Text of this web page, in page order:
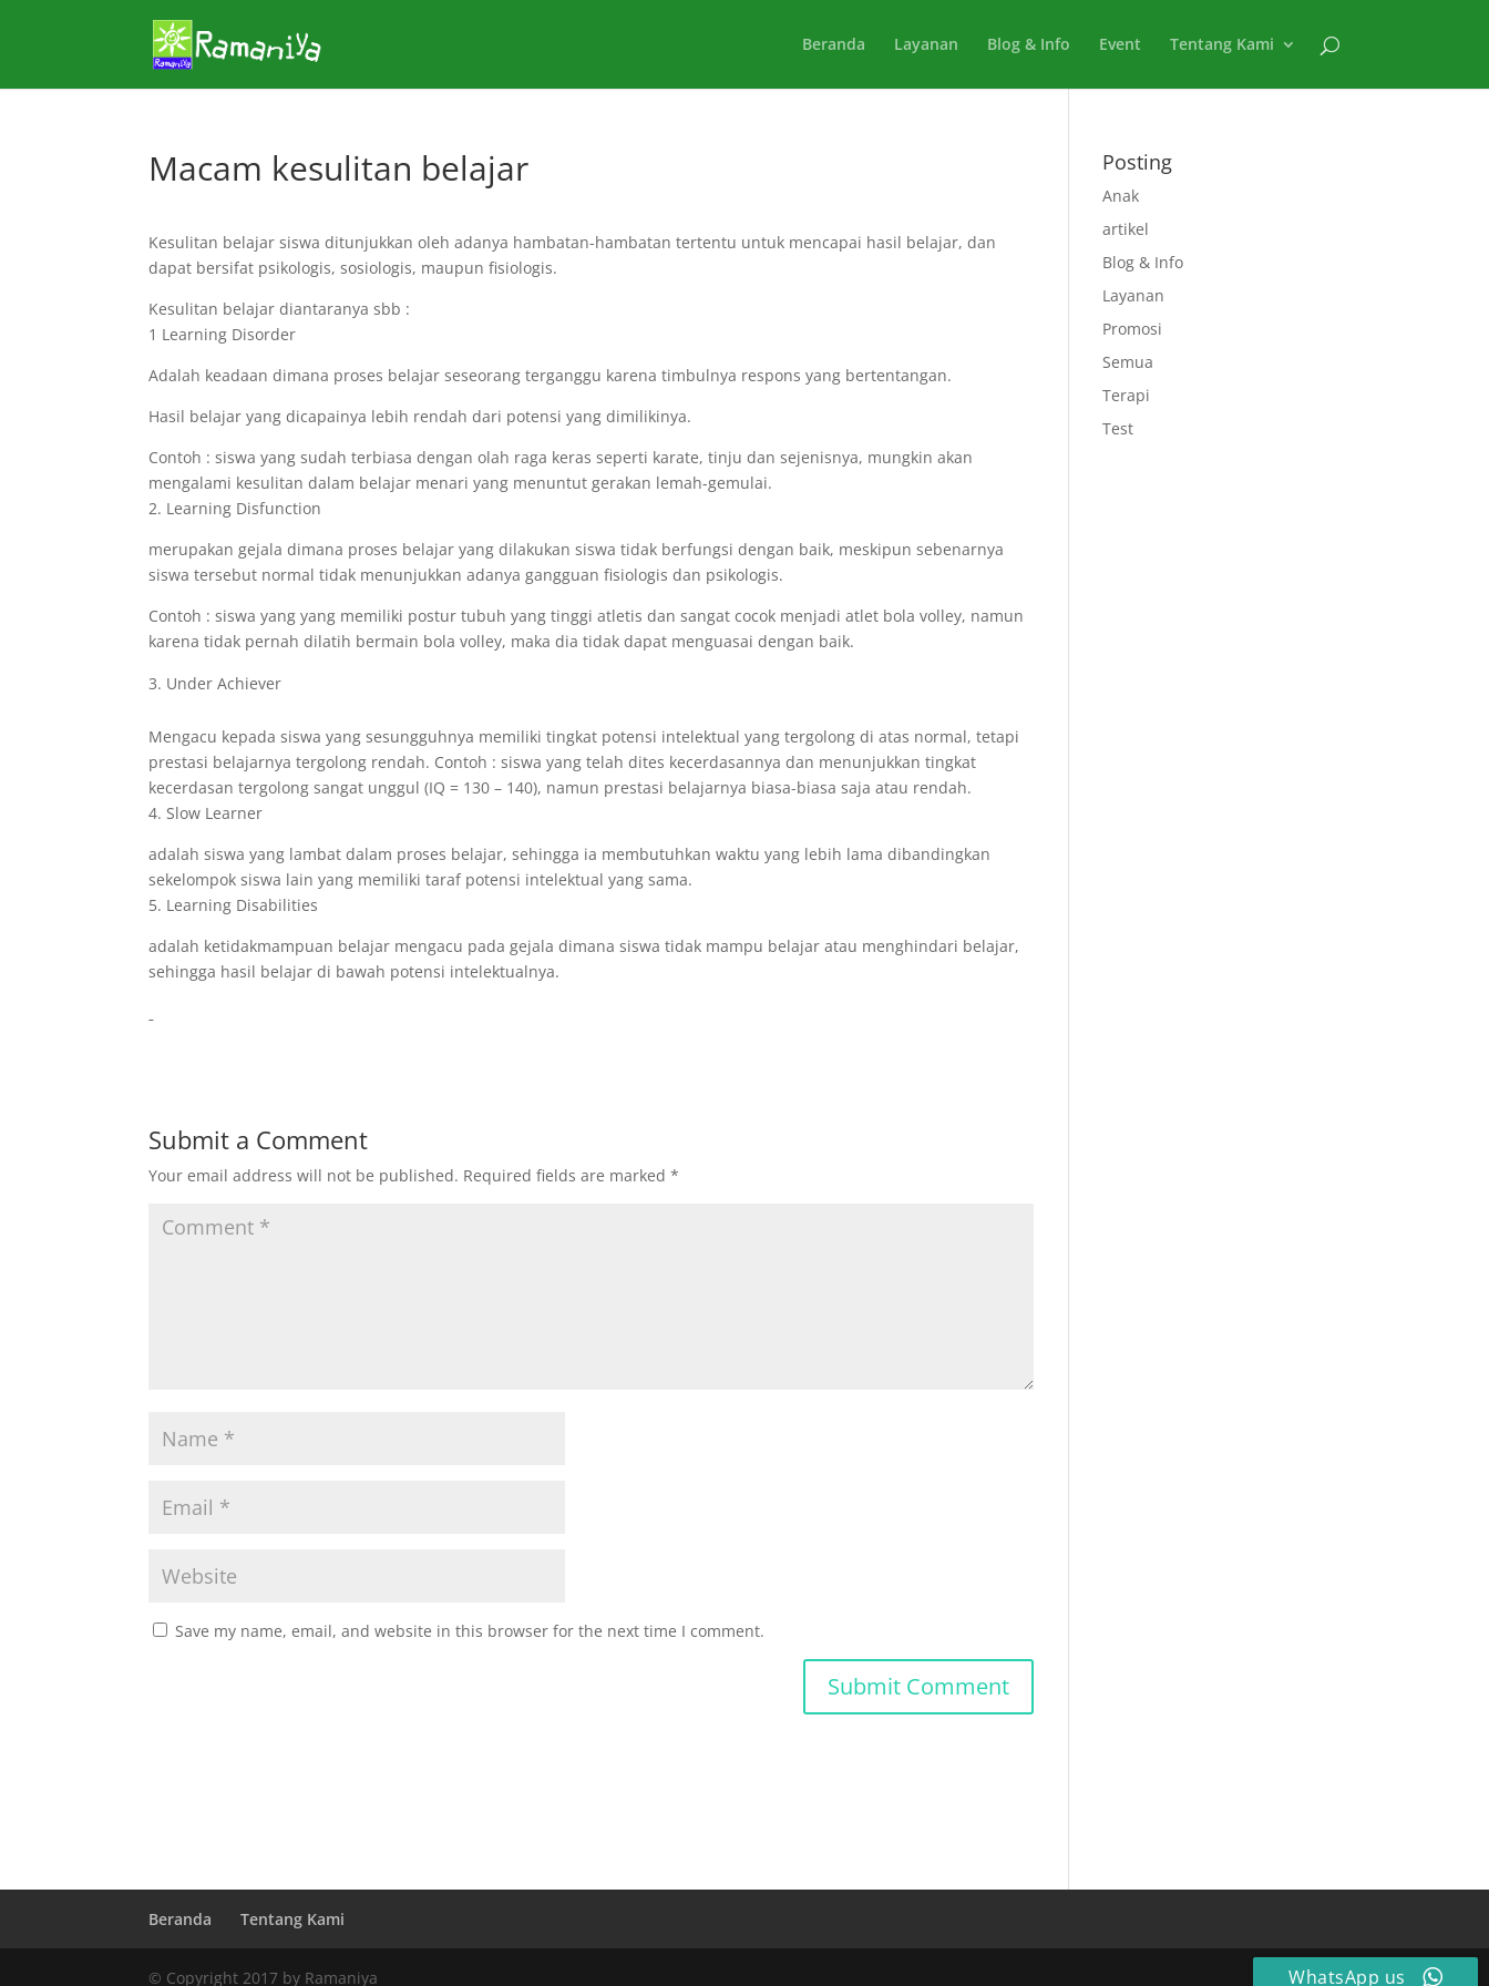
Beranda Layanan Blog & Info Event Tentang Kami
Macam kesulitan belajar
Kesulitan belajar siswa ditunjukkan oleh adanya hambatan-hambatan tertentu untuk mencapai hasil belajar, dan
dapat bersifat psikologis, sosiologis, maupun fisiologis.
Kesulitan belajar diantaranya sbb :
1 Learning Disorder
Adalah keadaan dimana proses belajar seseorang terganggu karena timbulnya respons yang bertentangan.
Hasil belajar yang dicapainya lebih rendah dari potensi yang dimilikinya.
Contoh : siswa yang sudah terbiasa dengan olah raga keras seperti karate, tinju dan sejenisnya, mungkin akan
mengalami kesulitan dalam belajar menari yang menuntut gerakan lemah-gemulai.
2. Learning Disfunction
merupakan gejala dimana proses belajar yang dilakukan siswa tidak berfungsi dengan baik, meskipun sebenarnya
siswa tersebut normal tidak menunjukkan adanya gangguan fisiologis dan psikologis.
Contoh : siswa yang yang memiliki postur tubuh yang tinggi atletis dan sangat cocok menjadi atlet bola volley, namun
karena tidak pernah dilatih bermain bola volley, maka dia tidak dapat menguasai dengan baik.
Under Achiever
Mengacu kepada siswa yang sesungguhnya memiliki tingkat potensi intelektual yang tergolong di atas normal, tetapi
prestasi belajarnya tergolong rendah. Contoh : siswa yang telah dites kecerdasannya dan menunjukkan tingkat
kecerdasan tergolong sangat unggul (IQ = 130 – 140), namun prestasi belajarnya biasa-biasa saja atau rendah.
4. Slow Learner
adalah siswa yang lambat dalam proses belajar, sehingga ia membutuhkan waktu yang lebih lama dibandingkan
sekelompok siswa lain yang memiliki taraf potensi intelektual yang sama.
5. Learning Disabilities
adalah ketidakmampuan belajar mengacu pada gejala dimana siswa tidak mampu belajar atau menghindari belajar,
sehingga hasil belajar di bawah potensi intelektualnya.
Submit a Comment
Your email address will not be published. Required fields are marked*
Save my name, email, and website in this browser for the next time I comment.
Posting
Anak
artikel
Blog & Info
Layanan
Promosi
Semua
Terapi
Test
Beranda Tentang Kami
© Copyright 2017 by Ramaniya WhatsApp us